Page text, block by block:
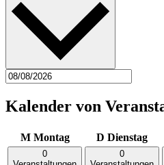
Kalender von
M Montag D Dienstag
0
0